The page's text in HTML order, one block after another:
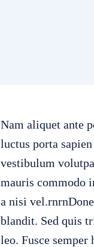
Nam aliquet ante
luctus porta
vestibulum
mauris commodo
a nisi
blandit. Sed quis
leo. Fusce